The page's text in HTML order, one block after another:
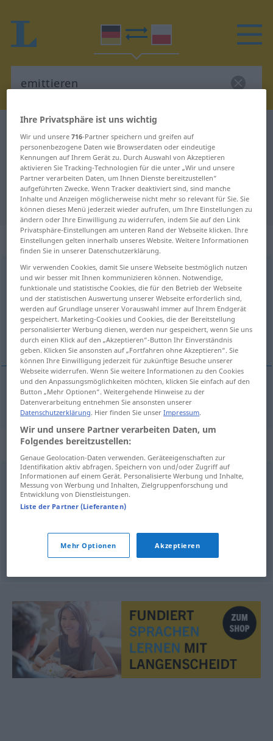
Deutsch-Polnisch Übersetzung für
"emittieren"
"emittieren" Polnisch Übersetzung
„emittieren“
emittieren <emittieren>
Übersicht aller Übersetzungen
(Für mehr Details die Übersetzung anklicken/antippen)
emitować
emitować emittieren
Synonyme für "emittieren"
ausstrahlen
herausgeben,verbreiten
Ihre Privatsphäre ist uns wichtig
Wir und unsere716-Partner speichern und greifen auf
personenbezogene Daten wie Browserdaten oder eindeutige
Kennungen auf Ihrem Gerät zu. Durch Auswahl von Akzeptieren
aktivieren Sie Tracking-Technologien für die unter „Wir und unsere
Partner verarbeiten Daten, um Ihnen Dienste bereitzustellen“
aufgeführten Zwecke. Wenn Tracker deaktiviert sind, sind manche
Inhalte und Anzeigen möglicherweise nicht mehr so relevant für Sie. Sie
können dieses Menü jederzeit wieder aufrufen, um Ihre Einstellungen zu
ändern oder Ihre Einwilligung zu widerrufen, indem Sie auf den Link
Privatsphäre-Einstellungen am unteren Rand der Webseite klicken. Ihre
Einstellungen gelten innerhalb unseres Website. Weitere Informationen
finden Sie in unserer Datenschutzerklärung.
Wir verwenden Cookies, damit Sie unsere Webseite bestmöglich nutzen
und wir besser mit Ihnen kommunizieren können. Notwendige,
funktionale und statistische Cookies, die für den Betrieb der Webseite
und der statistischen Auswertung unserer Webseite erforderlich sind,
werden auf Grundlage unserer Vorauswahl immer auf Ihrem Endgerät
gespeichert. Marketing-Cookies und Cookies, die der Bereitstellung
personalisierter Werbung dienen, werden nur gespeichert, wenn Sie uns
durch einen Klick auf den „Akzeptieren“-Button Ihr Einverständnis
geben. Klicken Sie ansonsten auf „Fortfahren ohne Akzeptieren“. Sie
können Ihre Einwilligung jederzeit für zukünftige Besuche unserer
Webseite widerrufen. Wenn Sie weitere Informationen zu den Cookies
und den Anpassungsmöglichkeiten möchten, klicken Sie einfach auf den
Button „Mehr Optionen“. Weitergehende Hinweise zu der
Datenverarbeitung entnehmen Sie ansonsten unserer
Datenschutzerklärung. Hier finden Sie unserImpressum.
Wir und unsere Partner verarbeiten Daten, um
Folgendes bereitzustellen:
Genaue Geolocation-Daten verwenden. Geräteeigenschaften zur
Identifikation aktiv abfragen. Speichern von und/oder Zugriff auf
Informationen auf einem Gerät. Personalisierte Werbung und Inhalte,
Messung von Werbung und Inhalten, Zielgruppenforschung und
Entwicklung von Dienstleistungen.
Liste der Partner (Lieferanten)
Mehr Optionen Akzeptieren